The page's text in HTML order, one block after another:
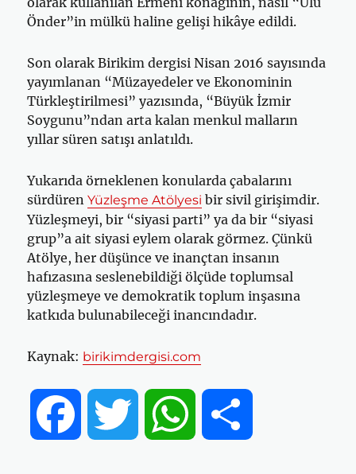
Önder”in mülkü haline gelişi hikâye edildi.
Son olarak Birikim dergisi Nisan 2016 sayısında
yayımlanan “Müzayedeler ve Ekonominin
Türkleştirilmesi” yazısında, “Büyük İzmir
Soygunu”ndan arta kalan menkul malların
yıllar süren satışı anlatıldı.
Yukarıda örneklenen konularda çabalarını
sürdürenYüzleşme Atölyesi bir sivil girişimdir.
Yüzleşmeyi, bir “siyasi parti” ya da bir “siyasi
grup”a ait siyasi eylem olarak görmez. Çünkü
Atölye, her düşünce ve inançtan insanın
hafızasına seslenebildiği ölçüde toplumsal
yüzleşmeye ve demokratik toplum inşasına
katkıda bulunabileceği inancındadır.
Kaynak: birikimdergisi.com